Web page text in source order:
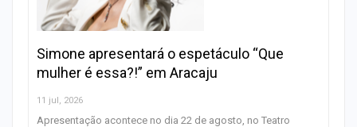
Simone apresentará o espetáculo “Que
mulher é essa?!” em Aracaju
11 jul, 2026
Apresentação acontece no dia 22 de agosto, no Teatro